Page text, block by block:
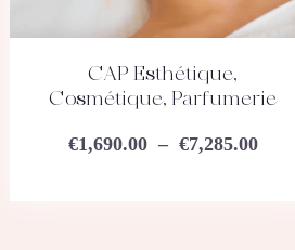
ACHETEZ
CAP Esthétique,
Cosmétique, Parfumerie
€1,690.00 – €7,285.00